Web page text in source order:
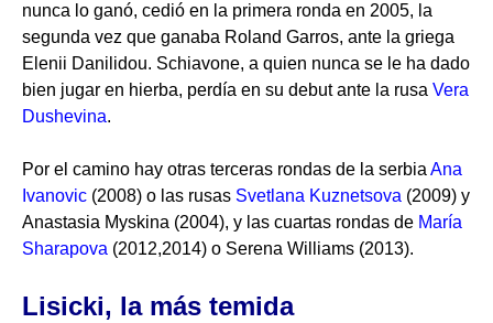
nunca lo ganó, cedió en la primera ronda en 2005, la
segunda vez que ganaba Roland Garros, ante la griega
Elenii Danilidou. Schiavone, a quien nunca se le ha dado
bien jugar en hierba, perdía en su debut ante la rusa Vera
Dushevina.
Por el camino hay otras terceras rondas de la serbiaAna
Ivanovic (2008) o las rusas Svetlana Kuznetsova (2009) y
Anastasia Myskina (2004), y las cuartas rondas de María
Sharapova (2012,2014) o Serena Williams (2013).
Lisicki, la más temida